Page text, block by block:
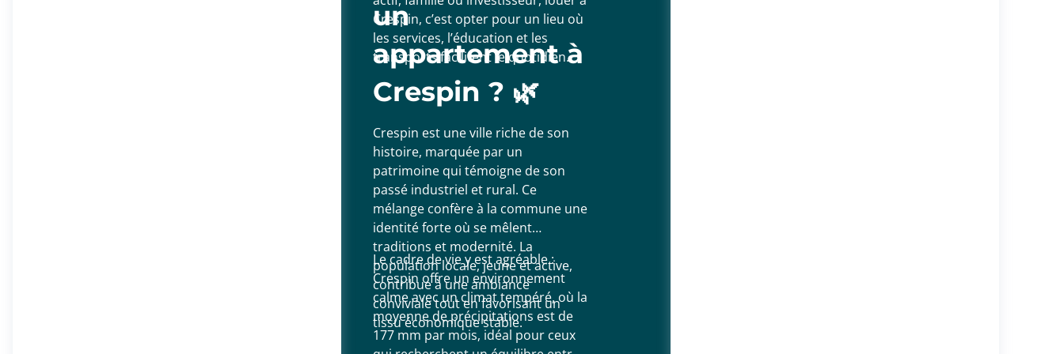
Crespin, c’est opter pour un lieu où
les services, l’éducation et les
transports facilitent le quotidien.
un
appartement à
Crespin ? 🌿
Crespin est une ville riche de son
histoire, marquée par un
patrimoine qui témoigne de son
passé industriel et rural. Ce
mélange confère à la commune une
identité forte où se mêlent
traditions et modernité. La
population locale, jeune et active,
contribue à une ambiance
conviviale tout en favorisant un
tissu économique stable.
Le cadre de vie y est agréable :
Crespin offre un environnement
calme avec un climat tempéré, où la
moyenne de précipitations est de
177 mm par mois, idéal pour ceux